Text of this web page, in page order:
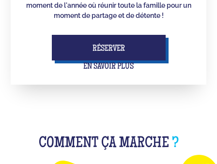
moment de l'année où réunir toute la famille pour un
moment de partage et de détente !
RÉSERVER
EN SAVOIR PLUS
COMMENT ÇA MARCHE ?